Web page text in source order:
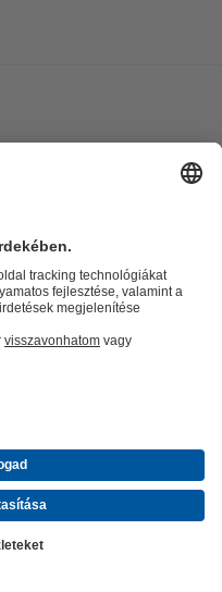
duplán nyomásmentesített